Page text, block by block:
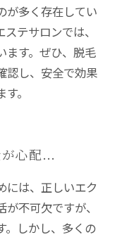
が多く存在してい
テサロンでは、
ます。ぜひ、脱毛
認し、安全で効果
。
が心配…
には、正しいエク
不可欠ですが、
。しかし、多くの